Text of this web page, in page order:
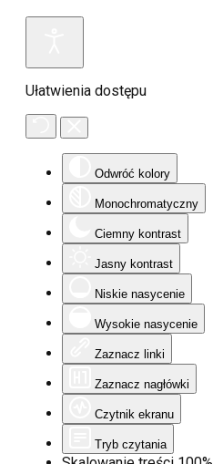
Ułatwienia dostępu
Odwróć kolory
Monochromatyczny
Ciemny kontrast
Jasny kontrast
Niskie nasycenie
Wysokie nasycenie
Zaznacz linki
Zaznacz nagłówki
Czytnik ekranu
Tryb czytania